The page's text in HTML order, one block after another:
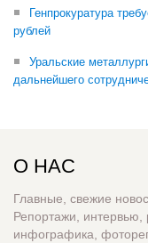
Генпрокуратура
рублей
Уральские
дальнейшего
О НАС
Главные, свежие
Репортажи, интервью,
инфографика,